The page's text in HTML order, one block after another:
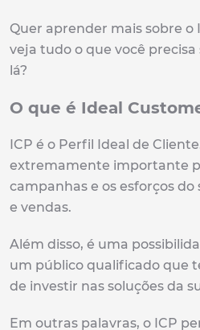
Quer aprender mais sobre o
veja tudo o que você precisa
lá?
O que é Ideal
ICP é o Perfil Ideal de
extremamente importante
campanhas e os esforços
e vendas.
Além disso, é uma
um público qualificado que
de investir nas soluções da
Em outras palavras, o ICP